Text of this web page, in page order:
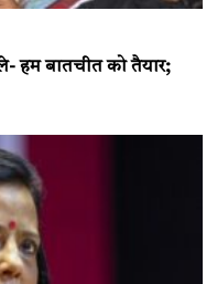
हम बातचीत को तैयार;